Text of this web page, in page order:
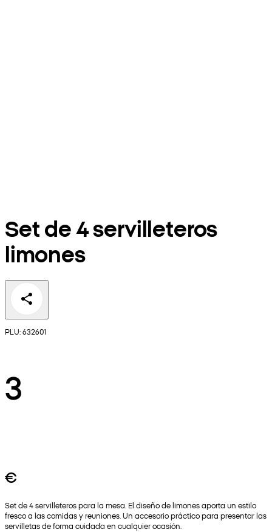
Set de 4 servilleteros
limones
PLU: 632601
3
€
Set de 4 servilleteros para la mesa. El diseño de limones aporta un estilo
fresco a las comidas y reuniones. Un accesorio práctico para presentar las
servilletas de forma cuidada en cualquier ocasión.